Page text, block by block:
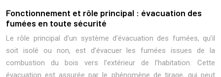
Fonctionnement et rôle principal : évacuation des
fumées en toute sécurité
Le rôle principal d’un système d’évacuation des fumées, qu’il
soit isolé ou non, est d’évacuer les fumées issues de la
combustion du bois vers l’extérieur de l’habitation. Cette
évacuation est assurée par le phénomène de tirage, qui peut